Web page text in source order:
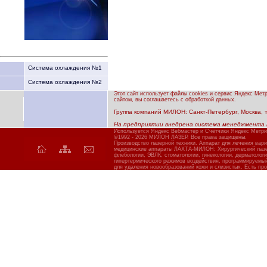
Система охлаждения №1
Система охлаждения №2
Этот сайт использует файлы cookies и сервис Яндекс
сайтом, вы соглашаетесь с обработкой данных.
Группа компаний МИЛОН: Санкт-Петербург, Москва,
На предприятии внедрена система менеджмента
Используется Яндекс Вебмастер и Счётчики Яндекс
©1992 - 2026 МИЛОН ЛАЗЕР. Все права защищены.
Производство лазерной техники. Аппарат для лечения
медицинские аппараты ЛАХТА-МИЛОН: Хирургический
флебологии, ЭВЛК, стоматологии, гинекологии,
гипертермического режимов воздействия,
для удаления новообразований кожи и слизистых. Есть